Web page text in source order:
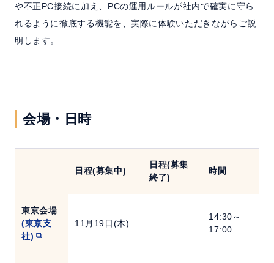
や不正PC接続に加え、PCの運用ルールが社内で確実に守ら
れるように徹底する機能を、実際に体験いただきながらご説
明します。
会場・日時
日程(募集中)
日程(募集
終了)
時間
東京会場
(東京支
社)
11月19日(木) ―
14:30～
17:00